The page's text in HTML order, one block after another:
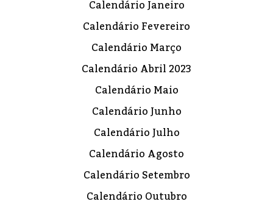
Calendário Janeiro
Calendário Fevereiro
Calendário Março
Calendário Abril 2023
Calendário Maio
Calendário Junho
Calendário Julho
Calendário Agosto
Calendário Setembro
Calendário Outubro